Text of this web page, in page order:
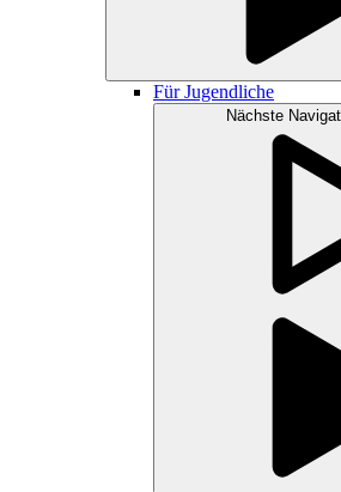
Für Jugendliche
Nächste